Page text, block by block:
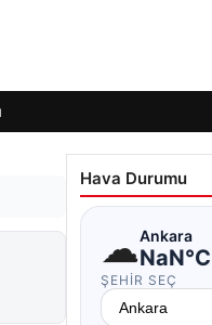
Hava Durumu
☁Ankara
NaN°C
ŞEHIR SEÇ